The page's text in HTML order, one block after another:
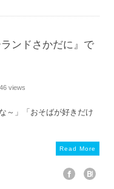
ンドさかだに』で
views
～」「おそばが好きだけ
Read More